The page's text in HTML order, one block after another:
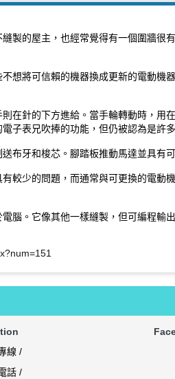
製的屋主，也經常覺得有一個圍牆很
想將可信賴的機器換成更新的電動機
在針的下方進給。當手輪轉動時，用
子表兄吹捧的功能，但仍被認為是許
布牙和梭芯。腳踏板推動馬達並具有
較少的問題，而通常與可更換的電動
腦。它像其他一樣縫製，但可編程輸
線 /
話 /